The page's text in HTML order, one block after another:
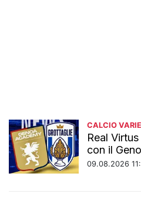
CALCIO VARIE
Real
con il
09.08.2026